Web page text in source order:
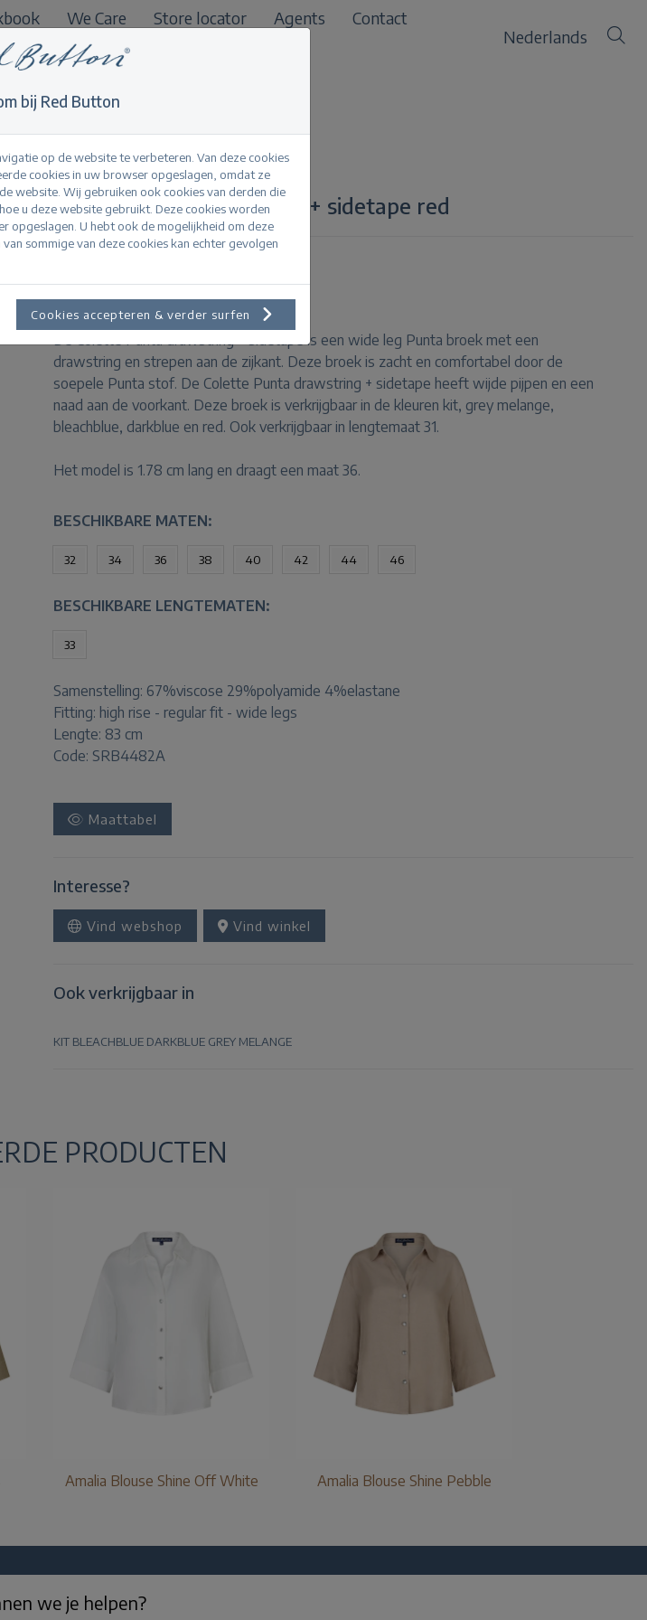
We Care Store locator Agents
Contact
B2B
Nederlands
Colette punta drawstring + sidetape red
De Colette Punta drawstring + sidetape is een wide leg Punta broek met een
drawstring en strepen aan de zijkant. Deze broek is zacht en comfortabel door de
soepele Punta stof. De Colette Punta drawstring + sidetape heeft wijde pijpen en een
naad aan de voorkant. Deze broek is verkrijgbaar in de kleuren kit, grey melange,
bleachblue, darkblue en red. Ook verkrijgbaar in lengtemaat 31.
Het model is 1.78 cm lang en draagt een maat 36.
BESCHIKBARE MATEN:
32 34 36 38 40 42 44 46
BESCHIKBARE LENGTEMATEN:
33
Samenstelling: 67%viscose 29%polyamide 4%elastane
Fitting: high rise - regular fit - wide legs
Lengte: 83 cm
Code: SRB4482A
Maattabel
Interesse?
Vind webshop Vind winkel
Ook verkrijgbaar in
KIT BLEACHBLUE DARKBLUE GREY MELANGE
PRODUCTEN
Amalia Blouse Shine Off White Amalia Blouse Shine Pebble
bij Red Button
op de website te verbeteren. Van deze cookies
cookies in uw browser opgeslagen, omdat ze
website. Wij gebruiken ook cookies van derden die
u deze website gebruikt. Deze cookies worden
opgeslagen. U hebt ook de mogelijkheid om deze
sommige van deze cookies kan echter gevolgen
Cookies accepteren & verder surfen
we je helpen?